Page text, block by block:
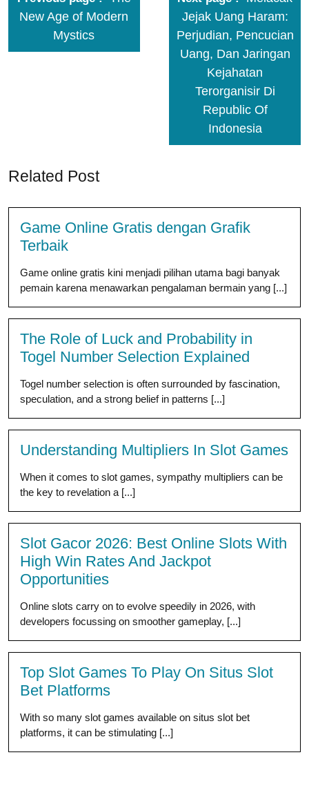
New Age of Modern
Mystics
Jejak Uang Haram:
Perjudian, Pencucian
Uang, Dan Jaringan
Kejahatan
Terorganisir Di
Republic Of
Indonesia
Related Post
Game Online Gratis dengan Grafik
Terbaik
Game online gratis kini menjadi pilihan utama bagi banyak
pemain karena menawarkan pengalaman bermain yang [...]
The Role of Luck and Probability in
Togel Number Selection Explained
Togel number selection is often surrounded by fascination,
speculation, and a strong belief in patterns [...]
Understanding Multipliers In Slot Games
When it comes to slot games, sympathy multipliers can be
the key to revelation a [...]
Slot Gacor 2026: Best Online Slots With
High Win Rates And Jackpot
Opportunities
Online slots carry on to evolve speedily in 2026, with
developers focussing on smoother gameplay, [...]
Top Slot Games To Play On Situs Slot
Bet Platforms
With so many slot games available on situs slot bet
platforms, it can be stimulating [...]